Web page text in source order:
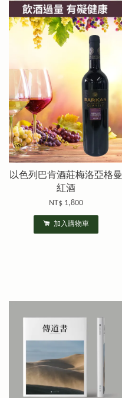
以色列巴肯酒莊梅洛亞格曼
紅酒
NT$ 1,800
加入購物車